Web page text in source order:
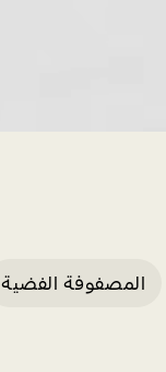
المصفوفة الفضية